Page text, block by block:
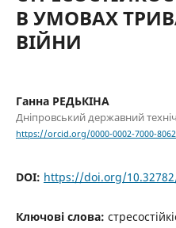
В УМОВАХ
ВІЙНИ
Ганна РЕДЬКІНА
Дніпровський державний
https://orcid.org/0000-0002-7000-8062
DOI: https://doi.org/
Ключові слова: